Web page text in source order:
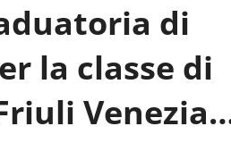
di
la classe di
Venezia